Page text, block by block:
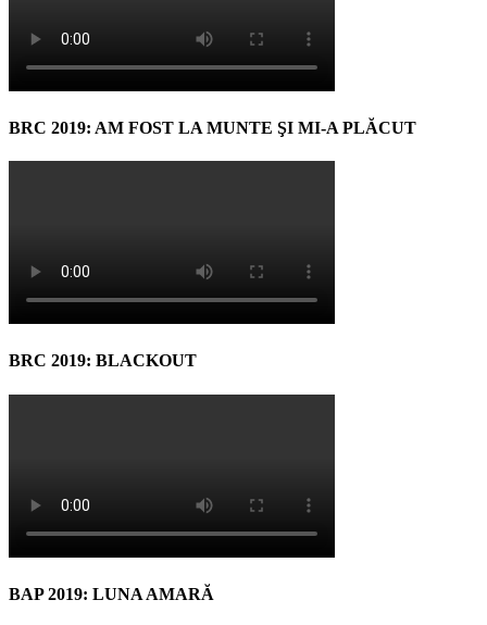
BRC 2019: AM FOST LA MUNTE ŞI MI-A PLĂCUT
BRC 2019: BLACKOUT
BAP 2019: LUNA AMARĂ